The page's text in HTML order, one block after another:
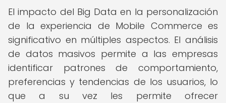
El impacto del Big Data en la personalización
de la experiencia de Mobile Commerce es
significativo en múltiples aspectos. El análisis
de datos masivos permite a las empresas
identificar patrones de comportamiento,
preferencias y tendencias de los usuarios, lo
que a su vez les permite ofrecer